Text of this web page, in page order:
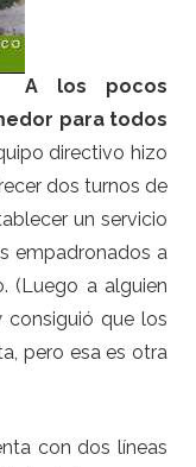
A los pocos
para todos
directivo hizo
dos turnos de
un servicio
empadronados a
(Luego a alguien
consiguió que los
pero esa es otra
con dos líneas